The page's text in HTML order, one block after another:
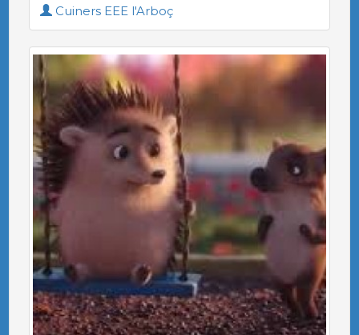
Cuiners EEE l'Arboç